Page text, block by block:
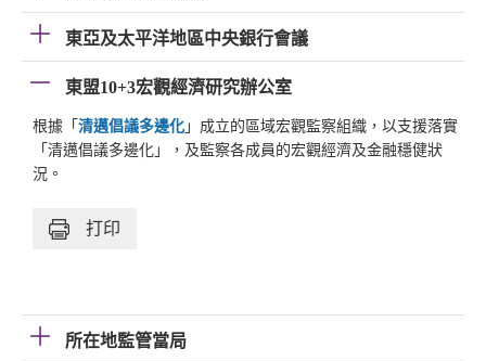
東亞及太平洋地區中央銀行會議
東盟10+3宏觀經濟研究辦公室
根據「 清邁倡議多邊化 」成立的區域宏觀監察組織，以支援落實
「清邁倡議多邊化」，及監察各成員的宏觀經濟及金融穩健狀
況。
打印
所在地監管當局